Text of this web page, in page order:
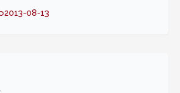
2013-08-13